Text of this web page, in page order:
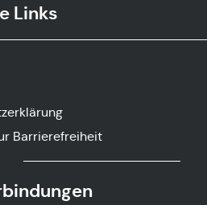
Links
Barrierefreiheit